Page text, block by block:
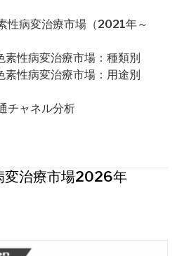
性病変治療市場（2021年～
素性病変治療市場：種類別
素性病変治療市場：用途別
チャネル分析
変治療市場2026年